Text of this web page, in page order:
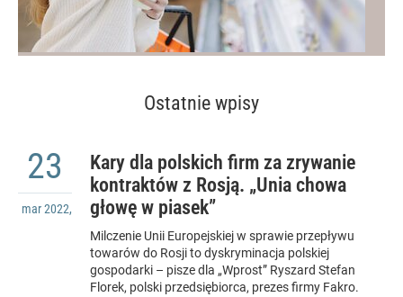
Ostatnie wpisy
Kary dla polskich firm za zrywanie
kontraktów z Rosją. „Unia chowa
głowę w piasek”
23
mar 2022,
Milczenie Unii Europejskiej w sprawie przepływu
towarów do Rosji to dyskryminacja polskiej
gospodarki – pisze dla „Wprost” Ryszard Stefan
Florek, polski przedsiębiorca, prezes firmy Fakro.